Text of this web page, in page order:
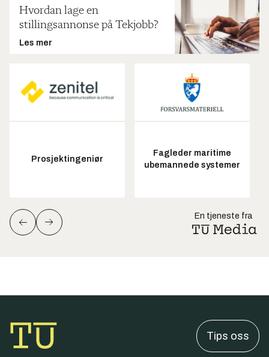
Hvordan lage en
stillingsannonse på Tekjobb?
Les mer
Prosjektingeniør
Fagleder maritime
ubemannede systemer
En tjeneste fra
Tips oss